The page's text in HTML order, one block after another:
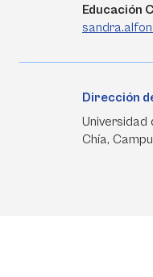
Educación
Dirección
Universidad
Chía,